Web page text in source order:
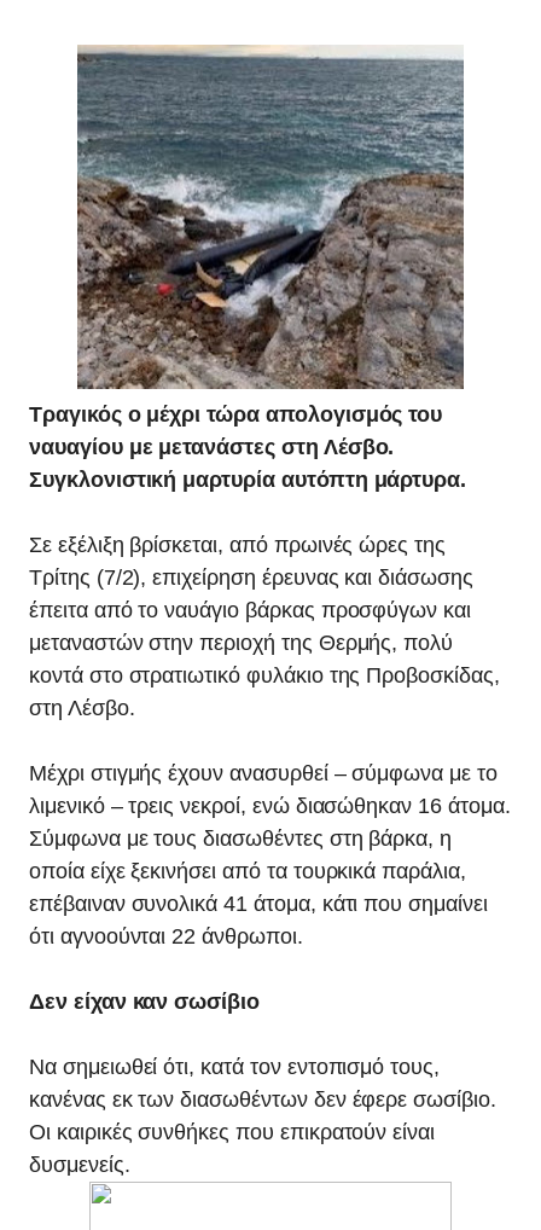
Τραγικός ο μέχρι τώρα απολογισμός του
ναυαγίου με μετανάστες στη Λέσβο.
Συγκλονιστική μαρτυρία αυτόπτη μάρτυρα.
Σε εξέλιξη βρίσκεται, από πρωινές ώρες της
Τρίτης (7/2), επιχείρηση έρευνας και διάσωσης
έπειτα από το ναυάγιο βάρκας προσφύγων και
μεταναστών στην περιοχή της Θερμής, πολύ
κοντά στο στρατιωτικό φυλάκιο της Προβοσκίδας,
στη Λέσβο.
Μέχρι στιγμής έχουν ανασυρθεί – σύμφωνα με το
λιμενικό – τρεις νεκροί, ενώ διασώθηκαν 16 άτομα.
Σύμφωνα με τους διασωθέντες στη βάρκα, η
οποία είχε ξεκινήσει από τα τουρκικά παράλια,
επέβαιναν συνολικά 41 άτομα, κάτι που σημαίνει
ότι αγνοούνται 22 άνθρωποι.
Δεν είχαν καν σωσίβιο
Να σημειωθεί ότι, κατά τον εντοπισμό τους,
κανένας εκ των διασωθέντων δεν έφερε σωσίβιο.
Οι καιρικές συνθήκες που επικρατούν είναι
δυσμενείς.